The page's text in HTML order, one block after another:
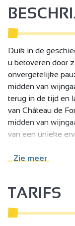
Duik in de
u betoveren door
onvergetelijke
midden van
terug in de tijd en
van Château de
midden van
van een unieke
Sporting Club met
fitnessruimte, een
massageruimte,
Zie meer
TARIFS